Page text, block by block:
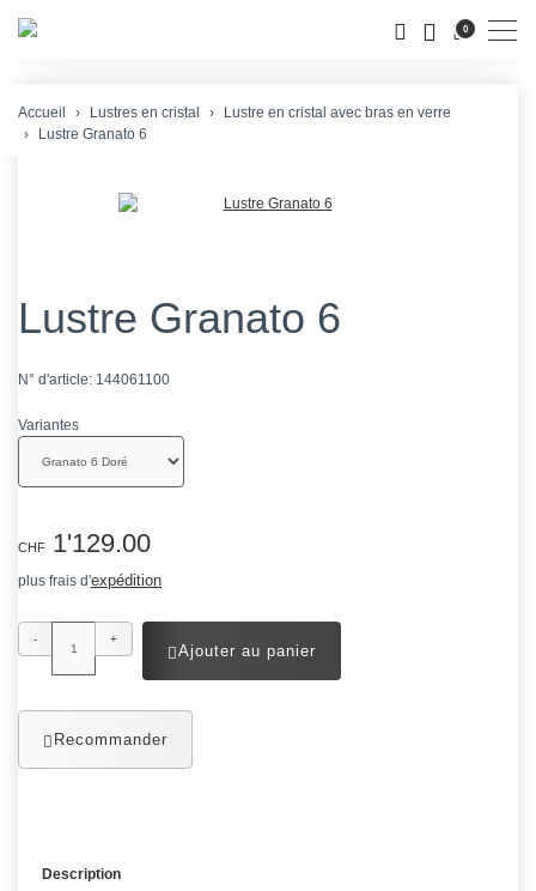
0
Accueil Lustres en cristal
Lustre en cristal avec bras en verre
Lustre Granato 6
Lustre Granato 6
N° d'article: 144061100
Variantes
CHF 1'129.00
plus frais d'expédition
- +
Ajouter au panier
Recommander
Description